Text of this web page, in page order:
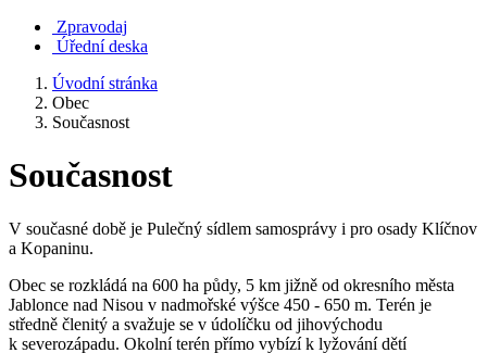
Zpravodaj
Úřední deska
Úvodní stránka
Obec
Současnost
Současnost
V současné době je Pulečný sídlem samosprávy i pro osady Klíčnov
a Kopaninu.
Obec se rozkládá na 600 ha půdy, 5 km jižně od okresního města
Jablonce nad Nisou v nadmořské výšce 450 - 650 m. Terén je
středně členitý a svažuje se v údolíčku od jihovýchodu
k severozápadu. Okolní terén přímo vybízí k lyžování dětí